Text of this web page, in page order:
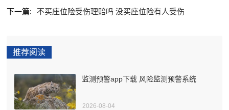
下一篇:
不买座位险受伤理赔吗 没买座位险有人受伤
推荐阅读
监测预警app下载 风险监测预警系统
2026-08-04